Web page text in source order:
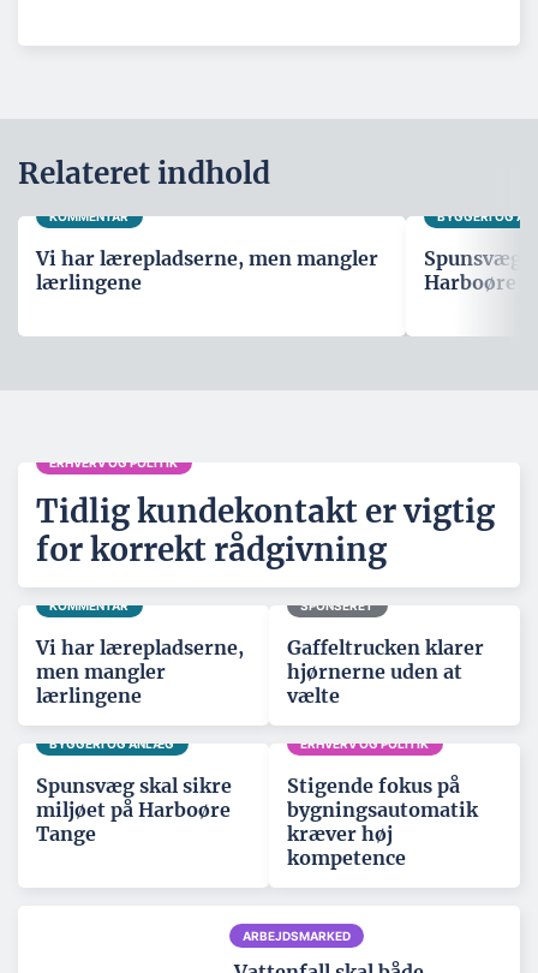
Relateret indhold
KOMMENTAR
Vi har lærepladserne, men mangler
lærlingene
BYGGERI OG
Spunsvæg
Harboøre
ERHVERV OG POLITIK
Tidlig kundekontakt er vigtig
for korrekt rådgivning
KOMMENTAR
Vi har lærepladserne,
men mangler
lærlingene
SPONSERET
Gaffeltrucken klarer
hjørnerne uden at
vælte
BYGGERI OG ANLÆG
Spunsvæg skal sikre
miljøet på Harboøre
Tange
ERHVERV OG POLITIK
Stigende fokus på
bygningsautomatik
kræver høj
kompetence
ARBEJDSMARKED